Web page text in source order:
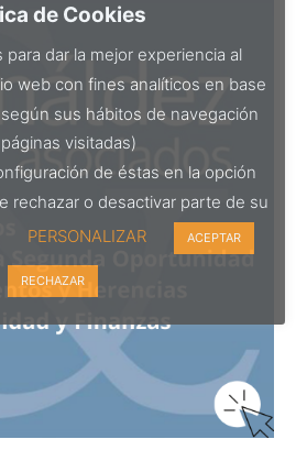
de Cookies
dar la mejor experiencia al
web con fines analíticos en base
sus hábitos de navegación
visitadas)
de éstas en la opción
rechazar o desactivar parte de su
PERSONALIZAR ACEPTAR
RECHAZAR